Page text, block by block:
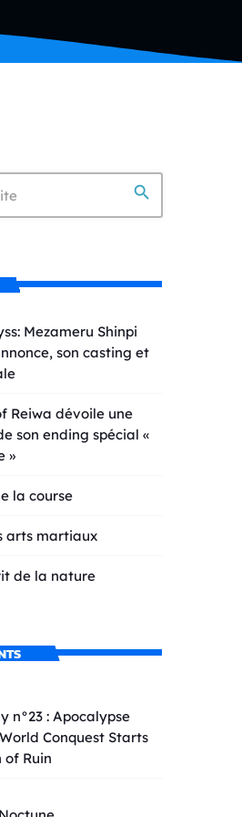
search
Mezameru Shinpi
son casting et
Reiwa dévoile une
son ending spécial «
»
la course
arts martiaux
de la nature
n°23 : Apocalypse
Conquest Starts
Ruin